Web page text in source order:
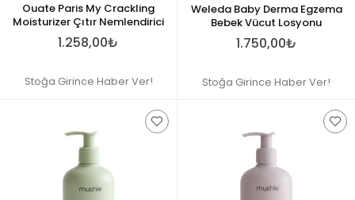
Ouate Paris My Crackling
Moisturizer Çıtır Nemlendirici
1.258,00₺
Stoğa Girince Haber Ver!
Weleda Baby Derma Egzema
Bebek Vücut Losyonu
1.750,00₺
Stoğa Girince Haber Ver!